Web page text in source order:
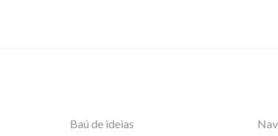
Baú de ideias